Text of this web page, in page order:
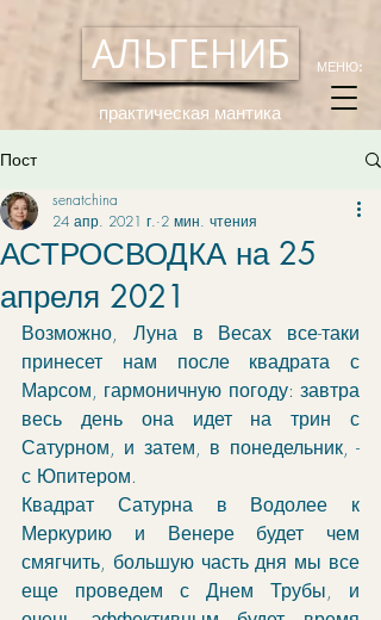
АЛЬГЕНИБ
практическая мантика
МЕНЮ:
Пост
АСТРОСВОДКА на 25
апреля 2021
senatchina
24 апр. 2021 г. 2 мин. чтения
Возможно, Луна в Весах все-таки
принесет нам после квадрата с
Марсом, гармоничную погоду: завтра
весь день она идет на трин с
Сатурном, и затем, в понедельник, -
с Юпитером.
Квадрат Сатурна в Водолее к
Меркурию и Венере будет чем
смягчить, большую часть дня мы все
еще проведем с Днем Трубы, и